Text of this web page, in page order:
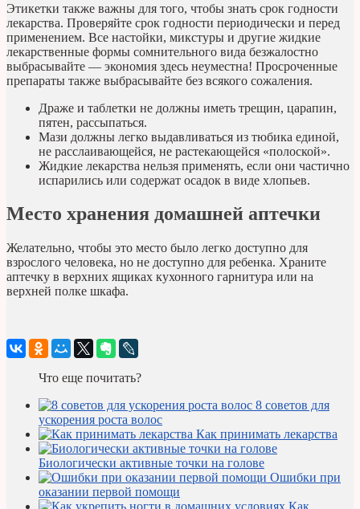
Этикетки также важны для того, чтобы знать срок годности
лекарства. Проверяйте срок годности периодически и перед
применением. Все настойки, микстуры и другие жидкие
лекарственные формы сомнительного вида безжалостно
выбрасывайте — экономия здесь неуместна! Просроченные
препараты также выбрасывайте без всякого сожаления.
Драже и таблетки не должны иметь трещин, царапин,
пятен, рассыпаться.
Мази должны легко выдавливаться из тюбика единой,
не расслаивающейся, не растекающейся «полоской».
Жидкие лекарства нельзя применять, если они частично
испарились или содержат осадок в виде хлопьев.
Место хранения домашней аптечки
Желательно, чтобы это место было легко доступно для
взрослого человека, но не доступно для ребенка. Храните
аптечку в верхних ящиках кухонного гарнитура или на
верхней полке шкафа.
Что еще почитать?
8 советов для
ускорения роста волос
Как принимать лекарства
Биологически активные точки на голове
Ошибки при
оказании первой помощи